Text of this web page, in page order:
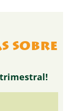
sobre